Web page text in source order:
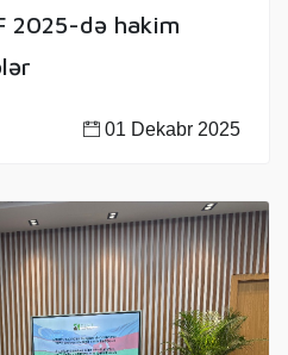
2025-də hakim
01 Dekabr 2025